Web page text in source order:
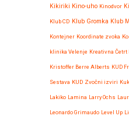
Kikiriki Kino-uho Kinodvor
Klub CD Klub Gromka Klub
Kontejner Koordinate zvoka
klinika Velenje Kreativna Četrt
Kristoffer Berre Alberts KUD
Sestava KUD Zvočni izviri
Lakiko Lamina Larry Ochs
Leonardo Grimaudo Level Up